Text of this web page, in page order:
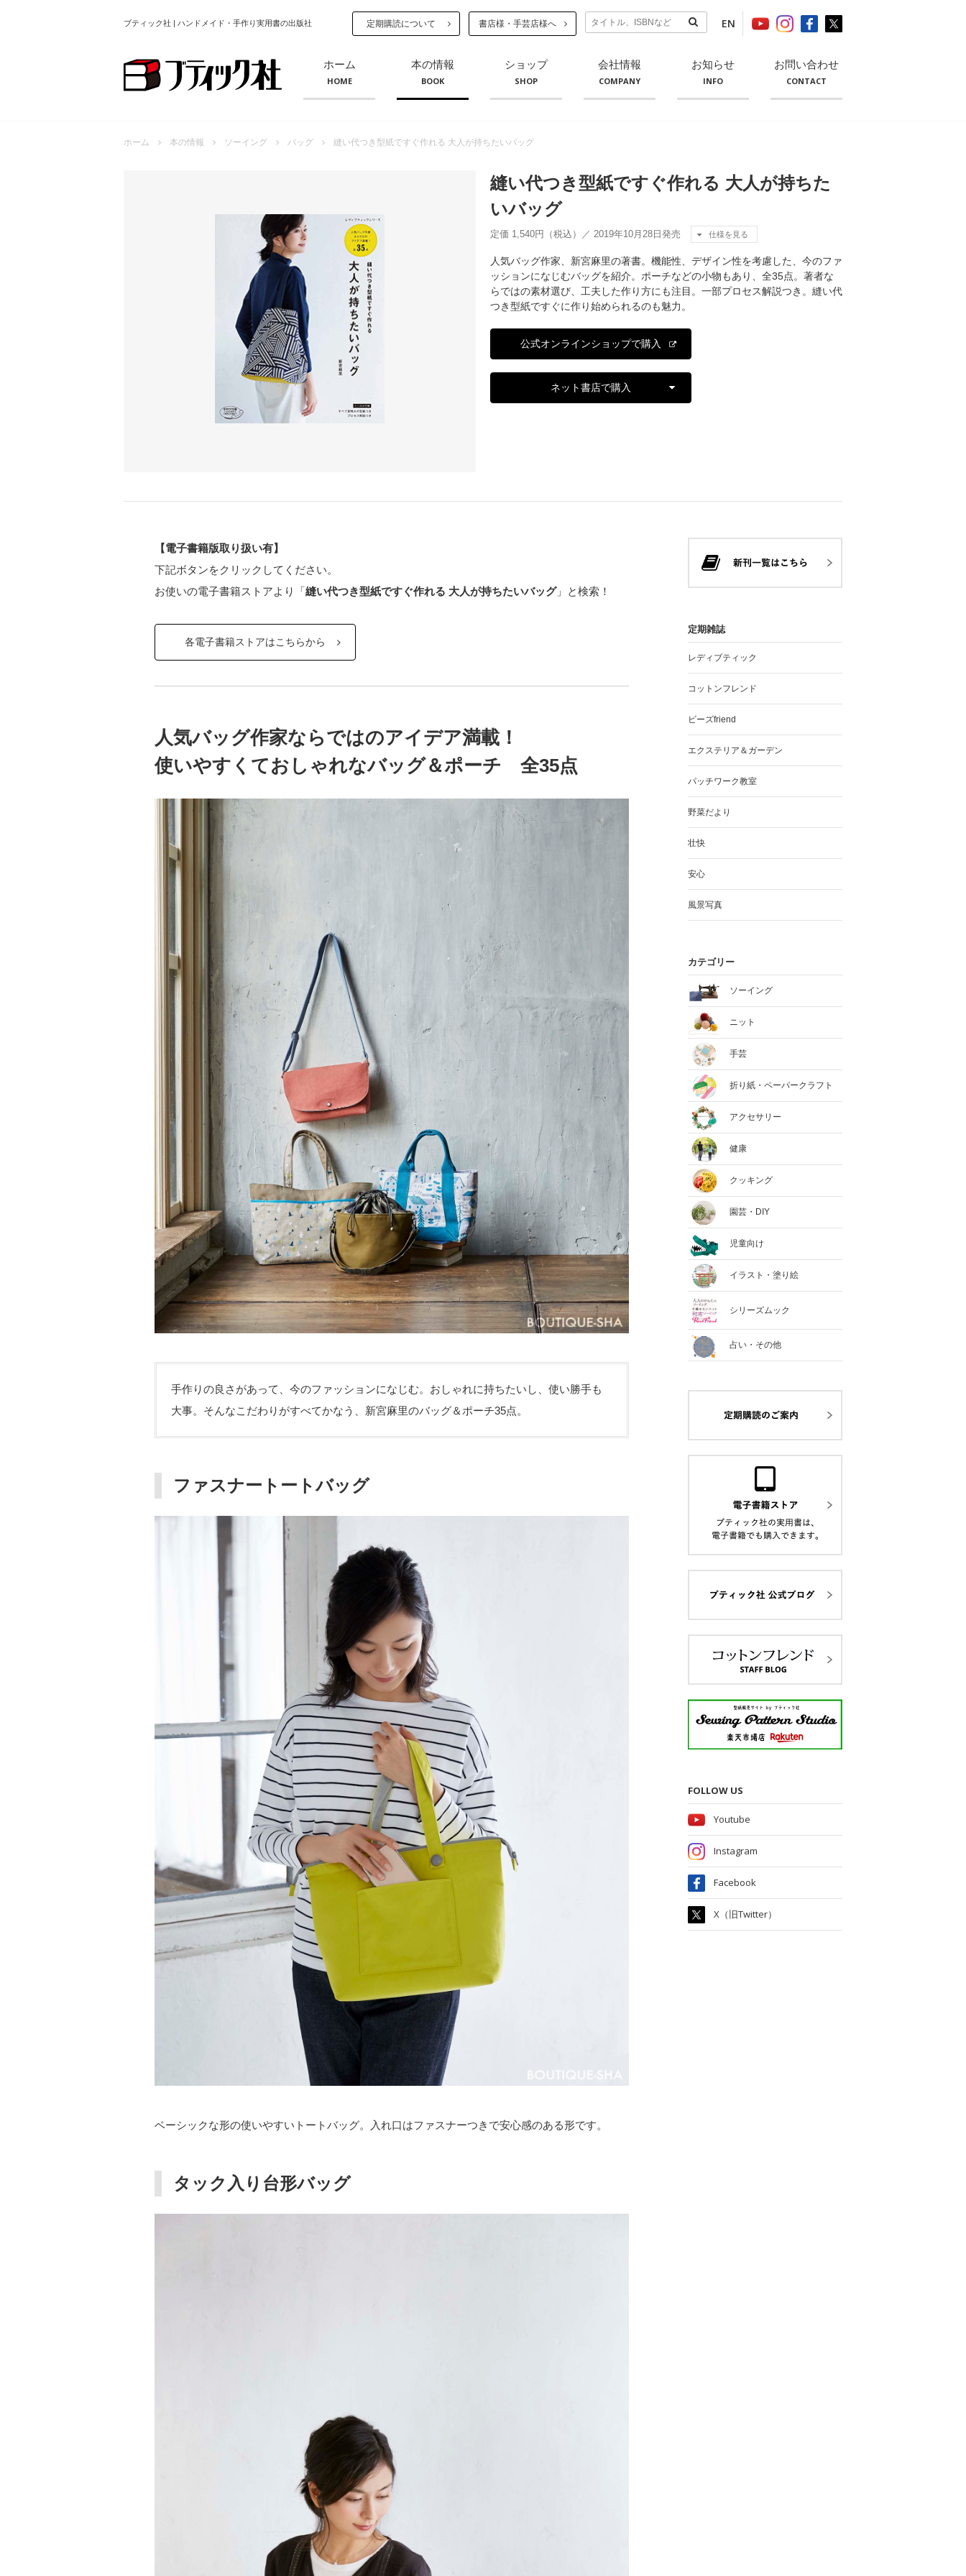
ブティック社 | ハンドメイド・手作り実用書の出版社 定期購読について 書店様・手芸店様へ EN
ホーム
HOME
本の情報
BOOK
ショップ
SHOP
会社情報
COMPANY
お知らせ
INFO
お問い合わせ
CONTACT
ホーム 本の情報 ソーイング バッグ 縫い代つき型紙ですぐ作れる 大人が持ちたいバッグ
縫い代つき型紙ですぐ作れる 大人が持ちた
いバッグ
定価 1,540円（税込）／ 2019年10月28日発売 仕様を見る
人気バッグ作家、新宮麻里の著書。機能性、デザイン性を考慮した、今のファ
ッションになじむバッグを紹介。ポーチなどの小物もあり、全35点。著者な
らではの素材選び、工夫した作り方にも注目。一部プロセス解説つき。縫い代
つき型紙ですぐに作り始められるのも魅力。
公式オンラインショップで購入
ネット書店で購入
【電子書籍版取り扱い有】
下記ボタンをクリックしてください。
お使いの電子書籍ストアより「縫い代つき型紙ですぐ作れる 大人が持ちたいバッグ」と検索！
各電子書籍ストアはこちらから
人気バッグ作家ならではのアイデア満載！
使いやすくておしゃれなバッグ＆ポーチ 全35点
手作りの良さがあって、今のファッションになじむ。おしゃれに持ちたいし、使い勝手も
大事。そんなこだわりがすべてかなう、新宮麻里のバッグ＆ポーチ35点。
ファスナートートバッグ
ベーシックな形の使いやすいトートバッグ。入れ口はファスナーつきで安心感のある形です。
タック入り台形バッグ
定期雑誌
レディブティック
コットンフレンド
ビーズfriend
エクステリア＆ガーデン
パッチワーク教室
野菜だより
壮快
安心
風景写真
カテゴリー
ソーイング
ニット
手芸
折り紙・ペーパークラフト
アクセサリー
健康
クッキング
園芸・DIY
児童向け
イラスト・塗り絵
シリーズムック
占い・その他
FOLLOW US
Youtube
Instagram
Facebook
X（旧Twitter）